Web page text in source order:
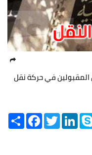
المعلّمين المقبولين في حركة نقل
Share FacebookTwitter